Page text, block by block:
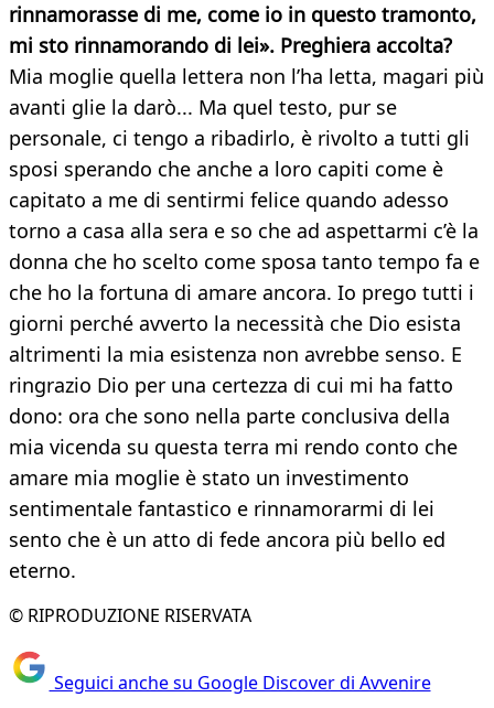
rinnamorasse di me, come io in questo tramonto,
mi sto rinnamorando di lei». Preghiera accolta?
Mia moglie quella lettera non l’ha letta, magari più
avanti glie la darò... Ma quel testo, pur se
personale, ci tengo a ribadirlo, è rivolto a tutti gli
sposi sperando che anche a loro capiti come è
capitato a me di sentirmi felice quando adesso
torno a casa alla sera e so che ad aspettarmi c’è la
donna che ho scelto come sposa tanto tempo fa e
che ho la fortuna di amare ancora. Io prego tutti i
giorni perché avverto la necessità che Dio esista
altrimenti la mia esistenza non avrebbe senso. E
ringrazio Dio per una certezza di cui mi ha fatto
dono: ora che sono nella parte conclusiva della
mia vicenda su questa terra mi rendo conto che
amare mia moglie è stato un investimento
sentimentale fantastico e rinnamorarmi di lei
sento che è un atto di fede ancora più bello ed
eterno.
© RIPRODUZIONE RISERVATA
Seguici anche su Google Discover di Avvenire